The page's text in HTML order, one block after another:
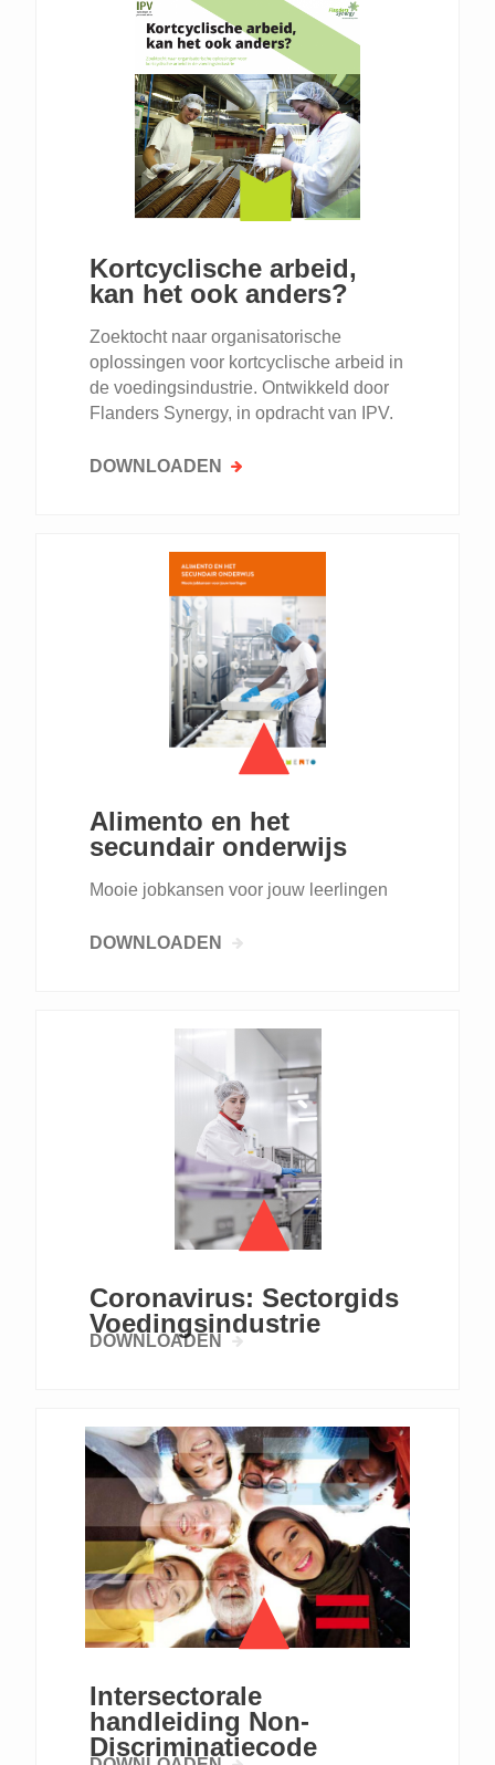
Kortcyclische arbeid,
kan het ook anders?
Zoektocht naar organisatorische
oplossingen voor kortcyclische arbeid in
de voedingsindustrie. Ontwikkeld door
Flanders Synergy, in opdracht van IPV.
DOWNLOADEN
Alimento en het
secundair onderwijs
Mooie jobkansen voor jouw leerlingen
DOWNLOADEN
Coronavirus: Sectorgids
Voedingsindustrie
DOWNLOADEN
Intersectorale
handleiding Non-
Discriminatiecode